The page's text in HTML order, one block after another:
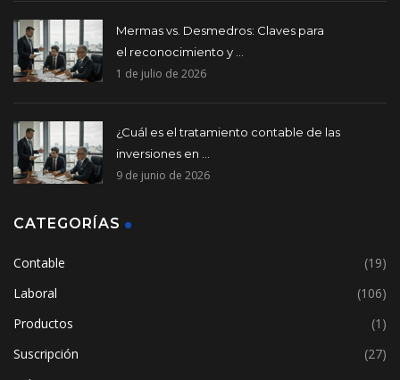
Mermas vs. Desmedros: Claves para
el reconocimiento y ...
1 de julio de 2026
¿Cuál es el tratamiento contable de las
inversiones en ...
9 de junio de 2026
CATEGORÍAS
Contable
(19)
Laboral
(106)
Productos
(1)
Suscripción
(27)